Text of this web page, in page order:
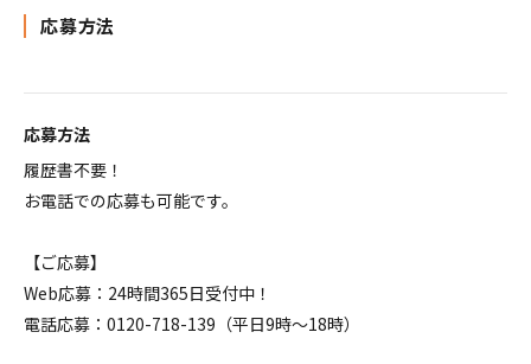
応募方法
応募方法
履歴書不要！
お電話での応募も可能です。
【ご応募】
Web応募：24時間365日受付中！
電話応募：0120-718-139（平日9時～18時）